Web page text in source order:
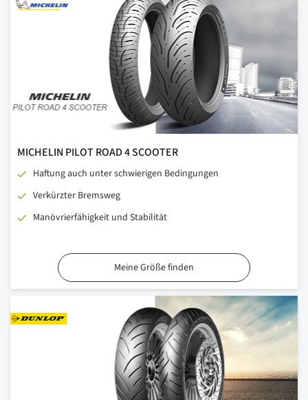
MICHELIN PILOT ROAD 4 SCOOTER
Haftung auch unter schwierigen Bedingungen
Verkürzter Bremsweg
Manövrierfähigkeit und Stabilität
Meine Größe finden